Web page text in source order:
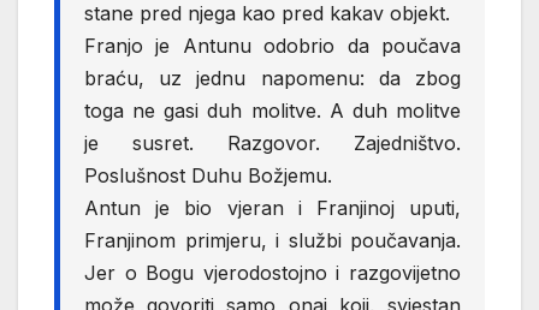
stane pred njega kao pred kakav objekt.
Franjo je Antunu odobrio da poučava
braću, uz jednu napomenu: da zbog
toga ne gasi duh molitve. A duh molitve
je susret. Razgovor. Zajedništvo.
Poslušnost Duhu Božjemu.
Antun je bio vjeran i Franjinoj uputi,
Franjinom primjeru, i službi poučavanja.
Jer o Bogu vjerodostojno i razgovijetno